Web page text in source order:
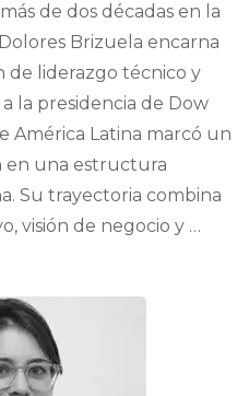
de dos décadas en la
Brizuela encarna
de liderazgo técnico y
la presidencia de Dow
América Latina marcó un
en una estructura
Su trayectoria combina
visión de negocio y …